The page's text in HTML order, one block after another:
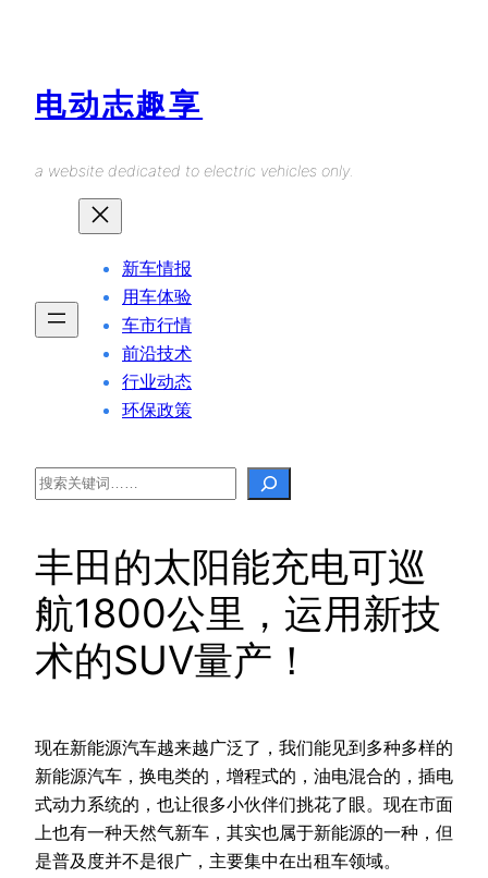
电动志趣享
a website dedicated to electric vehicles only.
新车情报
用车体验
车市行情
前沿技术
行业动态
环保政策
Search
丰田的太阳能充电可巡
航1800公里，运用新技
术的SUV量产！
现在新能源汽车越来越广泛了，我们能见到多种多样的
新能源汽车，换电类的，增程式的，油电混合的，插电
式动力系统的，也让很多小伙伴们挑花了眼。现在市面
上也有一种天然气新车，其实也属于新能源的一种，但
是普及度并不是很广，主要集中在出租车领域。